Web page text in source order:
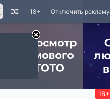
Отключить рекламу
18+
18+